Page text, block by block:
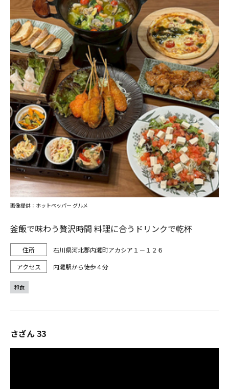
釜飯で味わう贅沢時間 料理に合うドリンクで乾杯
石川県河北郡内灘町アカシア１－１２６
内灘駅から徒歩４分
画像提供：ホットペッパー グルメ
和食
さざん 33